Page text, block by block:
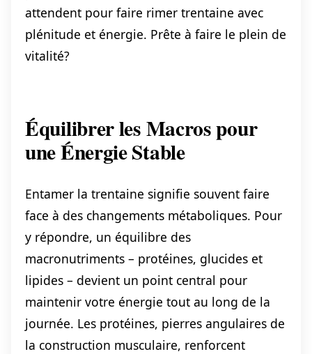
attendent pour faire rimer trentaine avec
plénitude et énergie. Prête à faire le plein de
vitalité?
Équilibrer les Macros pour
une Énergie Stable
Entamer la trentaine signifie souvent faire
face à des changements métaboliques. Pour
y répondre, un équilibre des
macronutriments – protéines, glucides et
lipides – devient un point central pour
maintenir votre énergie tout au long de la
journée. Les protéines, pierres angulaires de
la construction musculaire, renforcent